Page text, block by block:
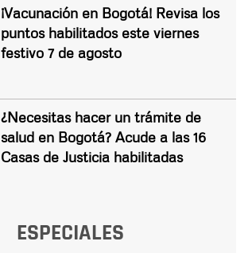
¡Vacunación en Bogotá! Revisa los
puntos habilitados este viernes
festivo 7 de agosto
¿Necesitas hacer un trámite de
salud en Bogotá? Acude a las 16
Casas de Justicia habilitadas
ESPECIALES